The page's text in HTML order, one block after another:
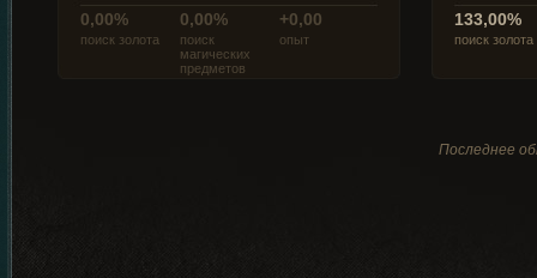
0,00%
поиск золота
0,00%
поиск
магических
предметов
+0,00
опыт
133,00%
поиск золота
Последнее